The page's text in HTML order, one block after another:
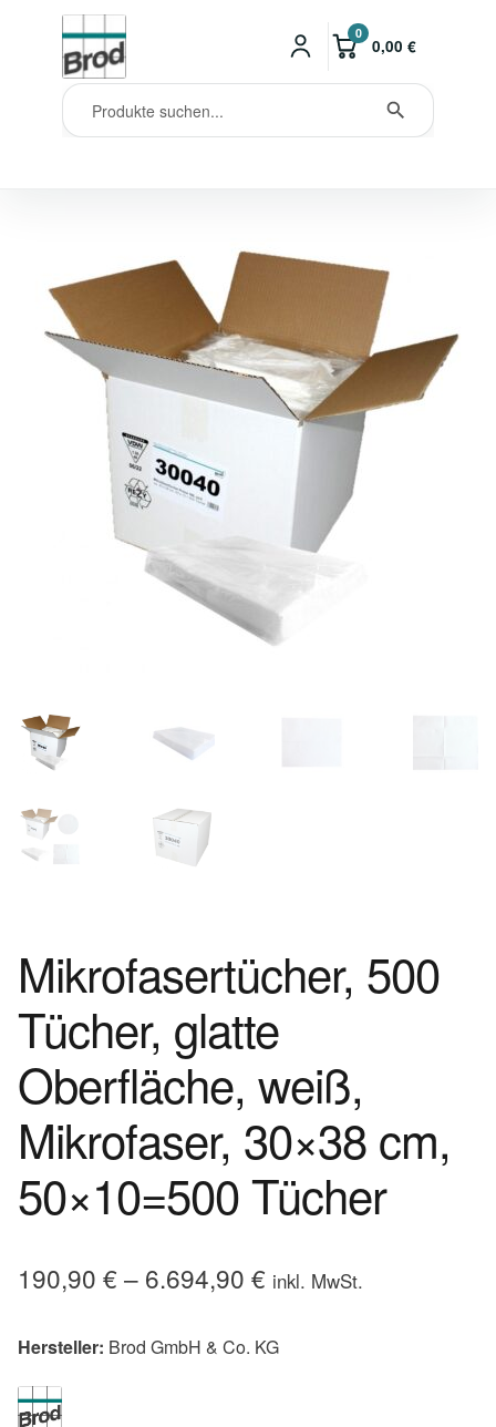
0
0,00 €
Mikrofasertücher, 500
Tücher, glatte
Oberfläche, weiß,
Mikrofaser, 30×38 cm,
50×10=500 Tücher
190,90 € – 6.694,90 € inkl. MwSt.
Hersteller: Brod GmbH & Co. KG